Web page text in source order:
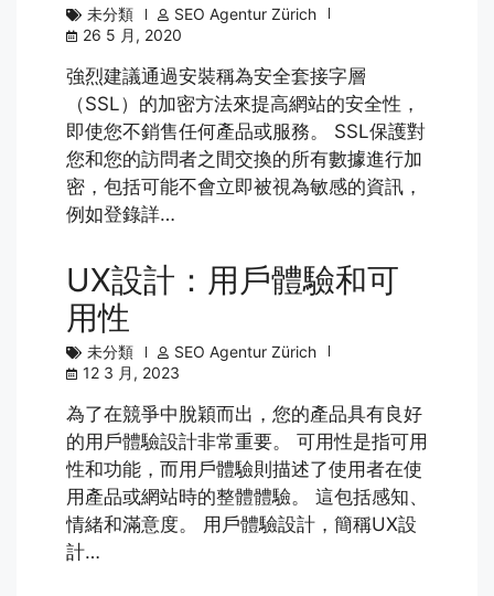
未分類
SEO Agentur Zürich
26 5 月, 2020
強烈建議通過安裝稱為安全套接字層
（SSL）的加密方法來提高網站的安全性，
即使您不銷售任何產品或服務。 SSL保護對
您和您的訪問者之間交換的所有數據進行加
密，包括可能不會立即被視為敏感的資訊，
例如登錄詳…
UX設計：用戶體驗和可
用性
未分類
SEO Agentur Zürich
12 3 月, 2023
為了在競爭中脫穎而出，您的產品具有良好
的用戶體驗設計非常重要。 可用性是指可用
性和功能，而用戶體驗則描述了使用者在使
用產品或網站時的整體體驗。 這包括感知、
情緒和滿意度。 用戶體驗設計，簡稱UX設
計…